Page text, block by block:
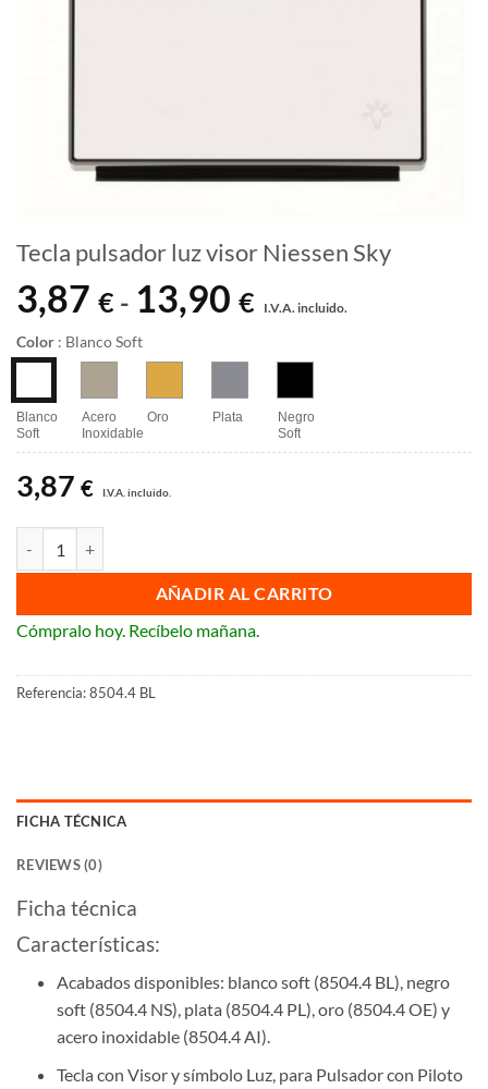
Tecla pulsador luz visor Niessen Sky
3,87 € - 13,90 €
de
desde
3,87 €
hasta
13,90 €
I.V.A. incluido.
Color : Blanco Soft
Blanco
Soft
Acero
Inoxidable
Oro Plata
Negro
Soft
3,87 € I.V.A. incluido.
AÑADIR AL CARRITO
Cómpralo hoy. Recíbelo mañana.
Referencia:8504.4 BL
FICHA TÉCNICA
REVIEWS (0)
Ficha técnica
Características:
Acabados disponibles: blanco soft (8504.4 BL), negro
soft (8504.4 NS), plata (8504.4 PL), oro (8504.4 OE) y
acero inoxidable (8504.4 AI).
Tecla con Visor y símbolo Luz, para Pulsador con Piloto